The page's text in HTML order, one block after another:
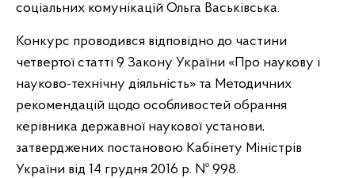
соціальних комунікацій Ольга Васьківська.
Конкурс проводився відповідно до частини
четвертої статті 9 Закону України «Про наукову і
науково-технічну діяльність» та Методичних
рекомендацій щодо особливостей обрання
керівника державної наукової установи,
затверджених постановою Кабінету Міністрів
України від 14 грудня 2016 р. № 998.